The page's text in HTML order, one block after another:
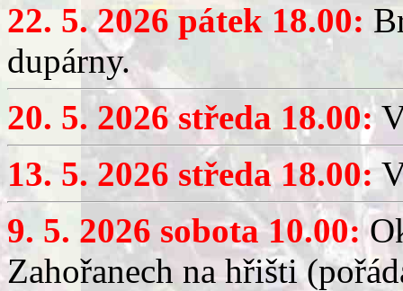
22. 5. 2026 pátek 18.00:
dupárny.
20. 5. 2026 středa 18.00:
13. 5. 2026 středa 18.00:
9. 5. 2026 sobota 10.00:
Zahořanech na hřišti